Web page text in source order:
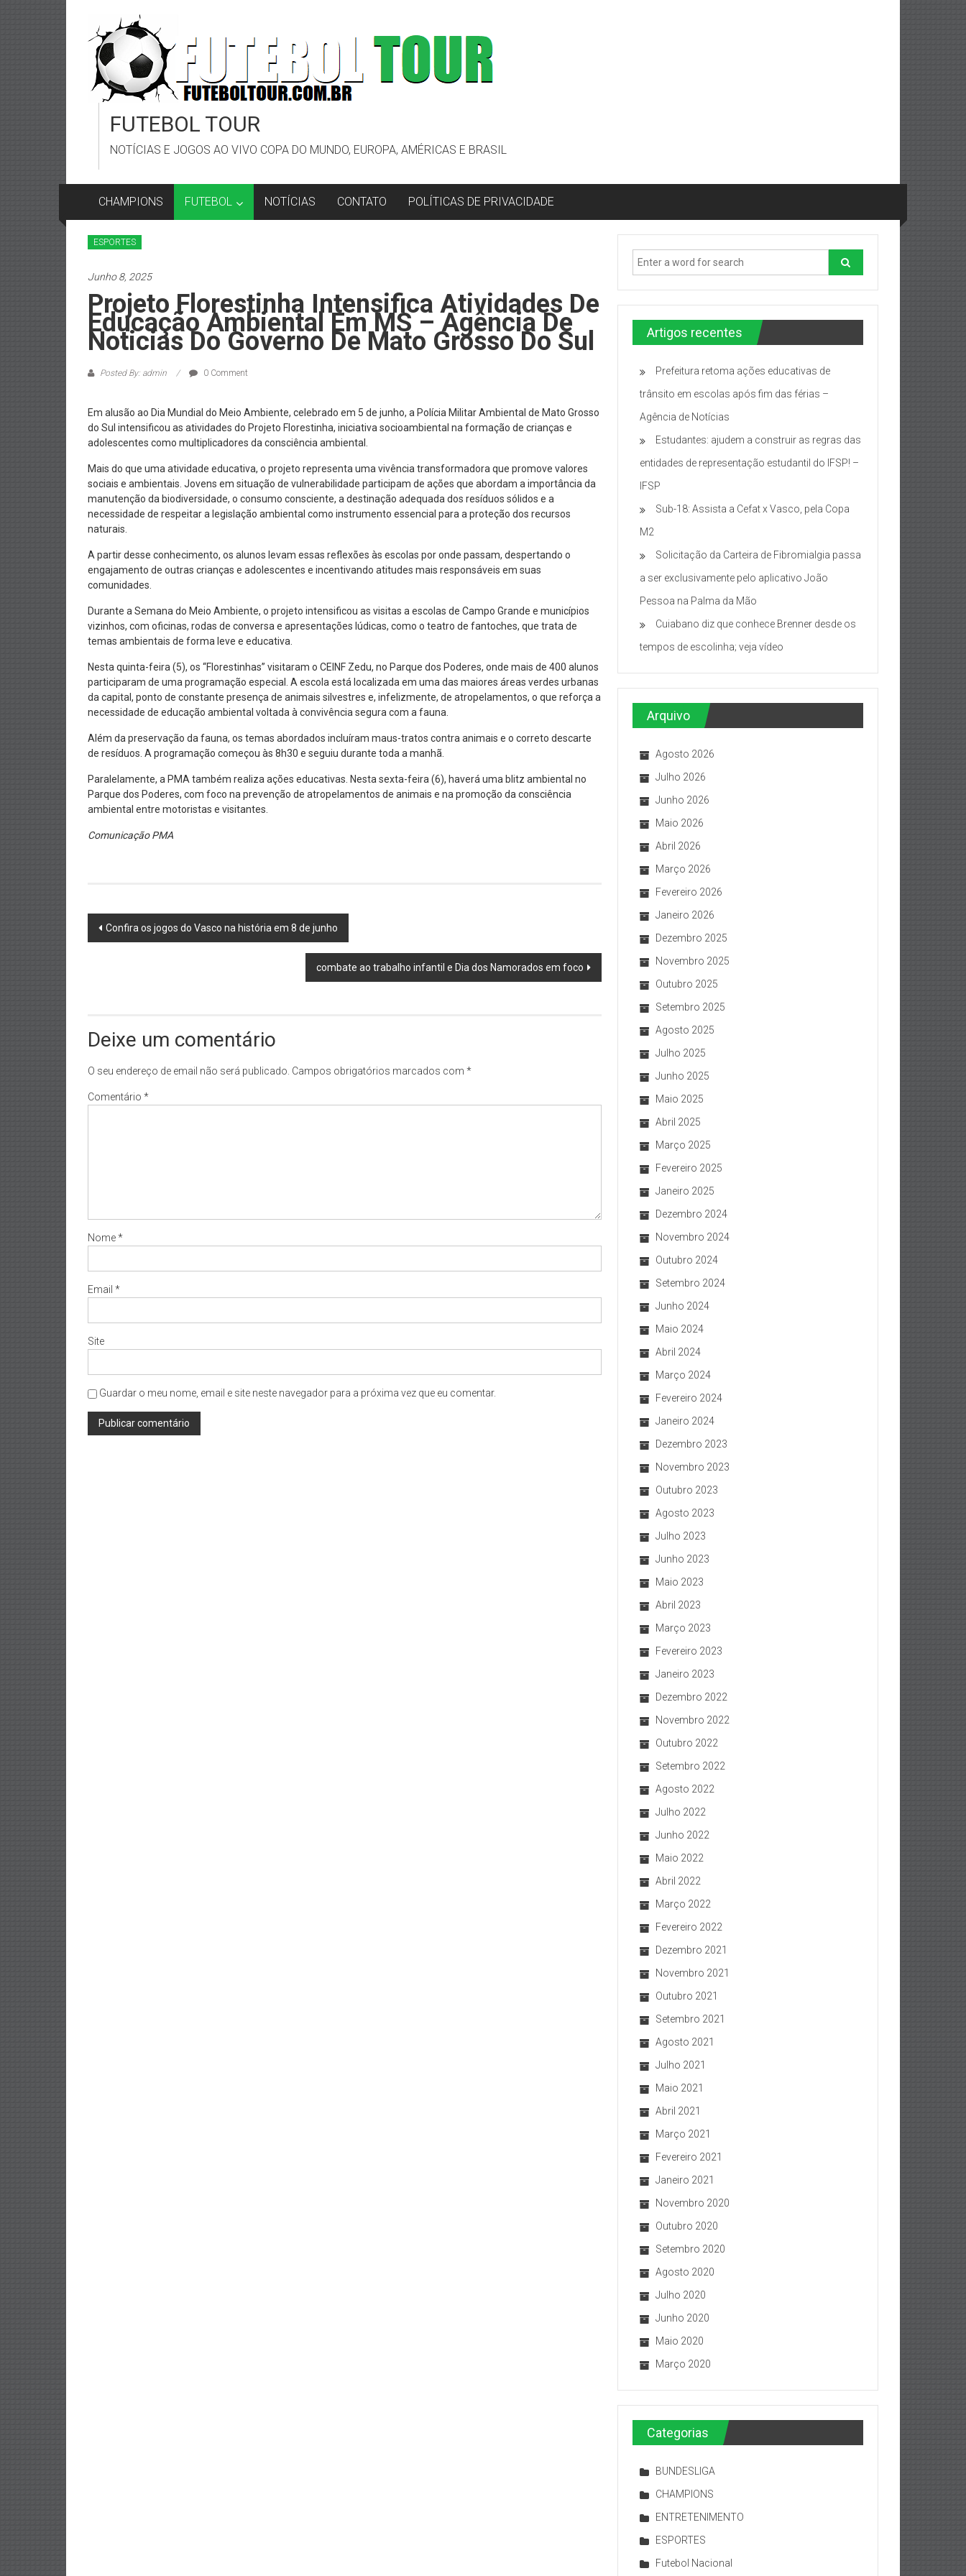
content
FUTEBOL TOUR
NOTÍCIAS E JOGOS AO VIVO COPA DO MUNDO, EUROPA, AMÉRICAS E BRASIL
CHAMPIONS FUTEBOL NOTÍCIAS CONTATO POLÍTICAS DE PRIVACIDADE
ESPORTES
Junho 8, 2025
Projeto Florestinha Intensifica Atividades De
Educação Ambiental Em MS – Agência De
Noticias Do Governo De Mato Grosso Do Sul
Posted By: admin 0 Comment
Em alusão ao Dia Mundial do Meio Ambiente, celebrado em 5 de junho, a Polícia Militar Ambiental de Mato Grosso
do Sul intensificou as atividades do Projeto Florestinha, iniciativa socioambiental na formação de crianças e
adolescentes como multiplicadores da consciência ambiental.
Mais do que uma atividade educativa, o projeto representa uma vivência transformadora que promove valores
sociais e ambientais. Jovens em situação de vulnerabilidade participam de ações que abordam a importância da
manutenção da biodiversidade, o consumo consciente, a destinação adequada dos resíduos sólidos e a
necessidade de respeitar a legislação ambiental como instrumento essencial para a proteção dos recursos
naturais.
A partir desse conhecimento, os alunos levam essas reflexões às escolas por onde passam, despertando o
engajamento de outras crianças e adolescentes e incentivando atitudes mais responsáveis em suas
comunidades.
Durante a Semana do Meio Ambiente, o projeto intensificou as visitas a escolas de Campo Grande e municípios
vizinhos, com oficinas, rodas de conversa e apresentações lúdicas, como o teatro de fantoches, que trata de
temas ambientais de forma leve e educativa.
Nesta quinta-feira (5), os “Florestinhas” visitaram o CEINF Zedu, no Parque dos Poderes, onde mais de 400 alunos
participaram de uma programação especial. A escola está localizada em uma das maiores áreas verdes urbanas
da capital, ponto de constante presença de animais silvestres e, infelizmente, de atropelamentos, o que reforça a
necessidade de educação ambiental voltada à convivência segura com a fauna.
Além da preservação da fauna, os temas abordados incluíram maus-tratos contra animais e o correto descarte
de resíduos. A programação começou às 8h30 e seguiu durante toda a manhã.
Paralelamente, a PMA também realiza ações educativas. Nesta sexta-feira (6), haverá uma blitz ambiental no
Parque dos Poderes, com foco na prevenção de atropelamentos de animais e na promoção da consciência
ambiental entre motoristas e visitantes.
Comunicação PMA
Post
Confira os jogos do Vasco na história em 8 de junho
combate ao trabalho infantil e Dia dos Namorados em foco
Deixe um comentário
O seu endereço de email não será publicado. Campos obrigatórios marcados com *
Comentário *
Nome*
Email *
Site
Guardar o meu nome, email e site neste navegador para a próxima vez que eu comentar.
Artigos recentes
Prefeitura retoma ações educativas de
trânsito em escolas após fim das férias –
Agência de Notícias
Estudantes: ajudem a construir as regras das
entidades de representação estudantil do IFSP! –
IFSP
Sub-18: Assista a Cefat x Vasco, pela Copa
M2
Solicitação da Carteira de Fibromialgia passa
a ser exclusivamente pelo aplicativo João
Pessoa na Palma da Mão
Cuiabano diz que conhece Brenner desde os
tempos de escolinha; veja vídeo
Arquivo
Agosto 2026
Julho 2026
Junho 2026
Maio 2026
Abril 2026
Março 2026
Fevereiro 2026
Janeiro 2026
Dezembro 2025
Novembro 2025
Outubro 2025
Setembro 2025
Agosto 2025
Julho 2025
Junho 2025
Maio 2025
Abril 2025
Março 2025
Fevereiro 2025
Janeiro 2025
Dezembro 2024
Novembro 2024
Outubro 2024
Setembro 2024
Junho 2024
Maio 2024
Abril 2024
Março 2024
Fevereiro 2024
Janeiro 2024
Dezembro 2023
Novembro 2023
Outubro 2023
Agosto 2023
Julho 2023
Junho 2023
Maio 2023
Abril 2023
Março 2023
Fevereiro 2023
Janeiro 2023
Dezembro 2022
Novembro 2022
Outubro 2022
Setembro 2022
Agosto 2022
Julho 2022
Junho 2022
Maio 2022
Abril 2022
Março 2022
Fevereiro 2022
Dezembro 2021
Novembro 2021
Outubro 2021
Setembro 2021
Agosto 2021
Julho 2021
Maio 2021
Abril 2021
Março 2021
Fevereiro 2021
Janeiro 2021
Novembro 2020
Outubro 2020
Setembro 2020
Agosto 2020
Julho 2020
Junho 2020
Maio 2020
Março 2020
Categorias
BUNDESLIGA
CHAMPIONS
ENTRETENIMENTO
ESPORTES
Futebol Nacional